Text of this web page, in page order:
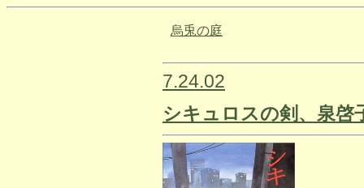
烏兎の庭
7.24.02
シキュロスの剣、泉啓